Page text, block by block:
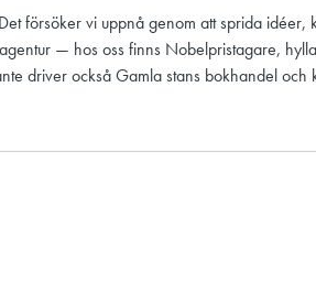
försöker vi uppnå genom att sprida idéer,
— hos oss finns Nobelpristagare,
driver också Gamla stans bokhandel och